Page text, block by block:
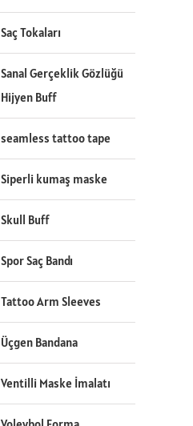
Saç Tokaları
Sanal Gerçeklik Gözlüğü
Hijyen Buff
seamless tattoo tape
Siperli kumaş maske
Skull Buff
Spor Saç Bandı
Tattoo Arm Sleeves
Üçgen Bandana
Ventilli Maske İmalatı